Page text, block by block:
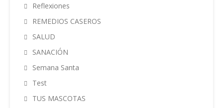
Reflexiones
REMEDIOS CASEROS
SALUD
SANACIÓN
Semana Santa
Test
TUS MASCOTAS